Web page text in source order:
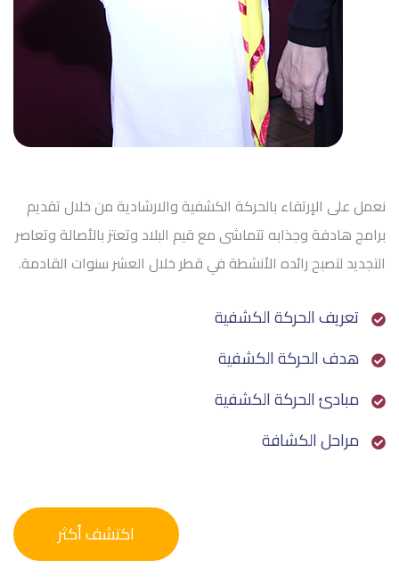
نعمل ﻋﻠﻰ اﻹرﺗﻘﺎء ﺑﺎﻟﺤﺮﻛﺔ اﻟﻜﺸﻔﻴﺔ واﻻرﺷﺎدﻳﺔ ﻣﻦ ﺧﻼل ﺗﻘﺪﻳﻢ
ﺑﺮاﻣﺞ ﻫﺎدﻓﺔ وﺟﺬاﺑﻪ ﺗﺘﻤﺎﺷﻰ ﻣﻊ ﻗﻴﻢ اﻟﺒﻼد وﺗﻌﺘﺰ ﺑﺎﻷﺻﺎﻟﺔ وﺗﻌﺎﺻﺮ
اﻟﺘﺠﺪﻳﺪ ﻟﺘﺼﺒﺢ راﺋﺪه اﻷﻧﺸﻄﺔ ﻓﻲ ﻗﻄﺮ ﺧﻼل اﻟﻌﺸﺮ ﺳﻨﻮات اﻟﻘﺎدﻣﺔ.
ﺗﻌﺮﻳﻒ اﻟﺤﺮﻛﺔ اﻟﻜﺸﻔﻴﺔ
ﻫﺪف اﻟﺤﺮﻛﺔ اﻟﻜﺸﻔﻴﺔ
ﻣﺒﺎدئ اﻟﺤﺮﻛﺔ اﻟﻜﺸﻔﻴﺔ
ﻣﺮاﺣﻞ اﻟﻜﺸﺎﻓﺔ
اكتشف أكثر